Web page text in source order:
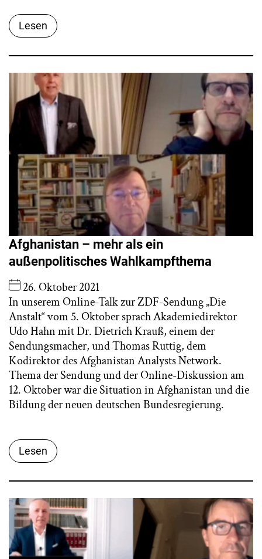
Lesen
Afghanistan – mehr als ein
außenpolitisches Wahlkampfthema
26. Oktober 2021
In unserem Online-Talk zur ZDF-Sendung „Die
Anstalt“ vom 5. Oktober sprach Akademiedirektor
Udo Hahn mit Dr. Dietrich Krauß, einem der
Sendungsmacher, und Thomas Ruttig, dem
Kodirektor des Afghanistan Analysts Network.
Thema der Sendung und der Online-Diskussion am
12. Oktober war die Situation in Afghanistan und die
Bildung der neuen deutschen Bundesregierung.
Lesen